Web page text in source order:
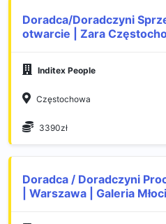
Doradca/Doradczyni
otwarcie | Zara
Inditex People
Częstochowa
3390zł
Doradca / Doradczyni
| Warszawa | Galeria